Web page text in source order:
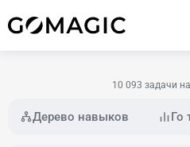
10 093 задачи
Дерево навыков Го